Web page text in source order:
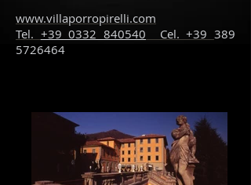
www.villaporropirelli.com
Tel. +39 0332 840540 Cel. +39389
5726464